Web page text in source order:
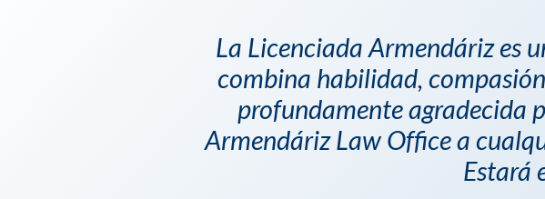
La Licenciada Armendáriz es
combina habilidad,
profundamente agradecida
Armendáriz Law Office a
Estará